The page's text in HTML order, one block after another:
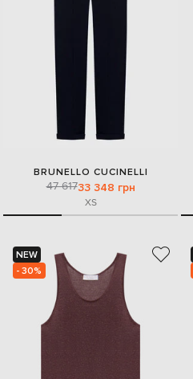
BRUNELLO CUCINELLI
47 61733 348 грн
XS
NEW
- 30%